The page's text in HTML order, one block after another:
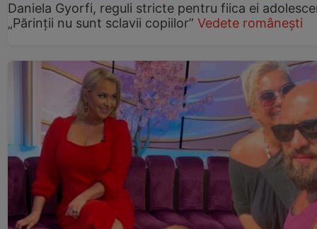
Daniela Gyorfi, reguli stricte pentru fiica ei
„Părinții nu sunt sclavii copiilor” Vedete românești